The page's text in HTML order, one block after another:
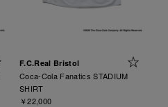
F.C.Real Bristol
Coca-Cola Fanatics STADIUM
SHIRT
￥22,000